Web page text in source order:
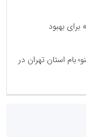
بهبود
بام استان تهران در